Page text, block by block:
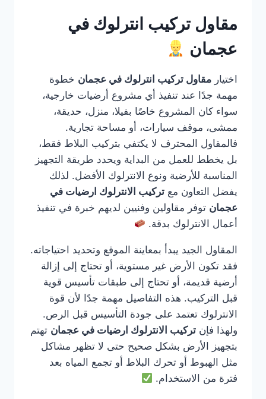
مقاول تركيب انترلوك في
عجمان
اختيار مقاول تركيب انترلوك في عجمان خطوة
مهمة جدًا عند تنفيذ أي مشروع أرضيات خارجية،
سواء كان المشروع خاصًا بفيلا، منزل، حديقة،
ممشى، موقف سيارات، أو مساحة تجارية.
فالمقاول المحترف لا يكتفي بتركيب البلاط فقط،
بل يخطط للعمل من البداية ويحدد طريقة التجهيز
المناسبة للأرضية ونوع الانترلوك الأفضل. لذلك
يفضل التعاون مع تركيب الانترلوك ارضيات في
عجمان توفر مقاولين وفنيين لديهم خبرة في تنفيذ
أعمال الانترلوك بدقة.
المقاول الجيد يبدأ بمعاينة الموقع وتحديد احتياجاته.
فقد تكون الأرض غير مستوية، أو تحتاج إلى إزالة
أرضية قديمة، أو تحتاج إلى طبقات تأسيس قوية
قبل التركيب. هذه التفاصيل مهمة جدًا لأن قوة
الانترلوك تعتمد على جودة التأسيس قبل الرص.
ولهذا فإن تركيب الانترلوك ارضيات في عجمان تهتم
بتجهيز الأرض بشكل صحيح حتى لا تظهر مشاكل
مثل الهبوط أو تحرك البلاط أو تجمع المياه بعد
فترة من الاستخدام.